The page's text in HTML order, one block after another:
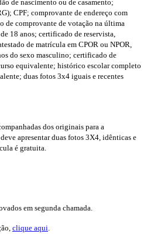
de nascimento ou de casamento;
CPF; comprovante de endereço com
de comprovante de votação na última
18 anos; certificado de reservista,
de matrícula em CPOR ou NPOR,
do sexo masculino; certificado de
equivalente; histórico escolar completo
duas fotos 3x4 iguais e recentes
dos originais para a
apresentar duas fotos 3X4, idênticas e
é gratuita.
em segunda chamada.
clique aqui.